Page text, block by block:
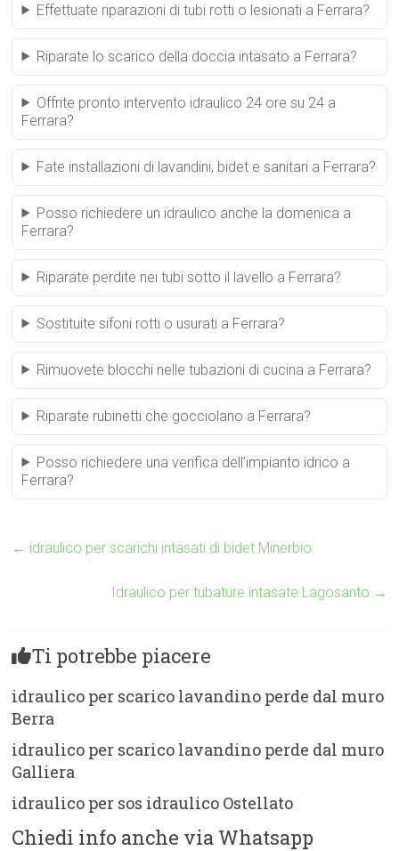
Effettuate riparazioni di tubi rotti o lesionati a Ferrara?
Riparate lo scarico della doccia intasato a Ferrara?
Offrite pronto intervento idraulico 24 ore su 24 a
Ferrara?
Fate installazioni di lavandini, bidet e sanitari a Ferrara?
Posso richiedere un idraulico anche la domenica a
Ferrara?
Riparate perdite nei tubi sotto il lavello a Ferrara?
Sostituite sifoni rotti o usurati a Ferrara?
Rimuovete blocchi nelle tubazioni di cucina a Ferrara?
Riparate rubinetti che gocciolano a Ferrara?
Posso richiedere una verifica dell’impianto idrico a
Ferrara?
← idraulico per scarichi intasati di bidet Minerbio
Idraulico per tubature intasate Lagosanto →
Ti potrebbe piacere
idraulico per scarico lavandino perde dal muro
Berra
idraulico per scarico lavandino perde dal muro
Galliera
idraulico per sos idraulico Ostellato
Chiedi info anche via Whatsapp